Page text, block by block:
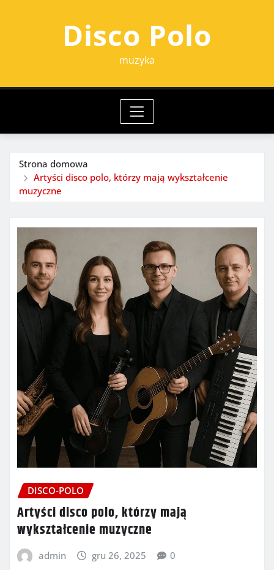
Disco Polo
muzyka
Strona domowa
Artyści disco polo, którzy mają wykształcenie
muzyczne
DISCO-POLO
Artyści disco polo, którzy mają
wykształcenie muzyczne
admin gru 26, 2025 0